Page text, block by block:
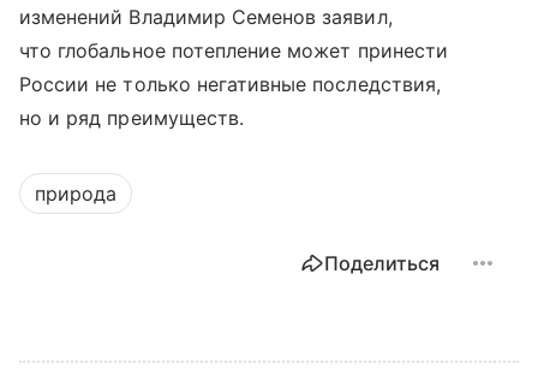
изменений Владимир Семенов заявил,
что глобальное потепление может принести
России не только негативные последствия,
но и ряд преимуществ.
природа
Поделиться